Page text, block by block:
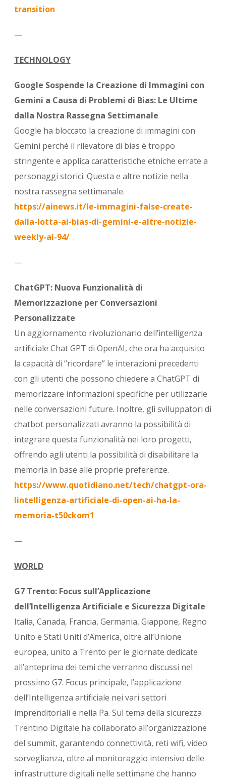
transition
—
TECHNOLOGY
Google Sospende la Creazione di Immagini con
Gemini a Causa di Problemi di Bias: Le Ultime
dalla Nostra Rassegna Settimanale
Google ha bloccato la creazione di immagini con
Gemini perché il rilevatore di bias è troppo
stringente e applica caratteristiche etniche errate a
personaggi storici. Questa e altre notizie nella
nostra rassegna settimanale.
https://ainews.it/le-immagini-false-create-
dalla-lotta-ai-bias-di-gemini-e-altre-notizie-
weekly-ai-94/
—
ChatGPT: Nuova Funzionalità di
Memorizzazione per Conversazioni
Personalizzate
Un aggiornamento rivoluzionario dell’intelligenza
artificiale Chat GPT di OpenAI, che ora ha acquisito
la capacità di “ricordare” le interazioni precedenti
con gli utenti che possono chiedere a ChatGPT di
memorizzare informazioni specifiche per utilizzarle
nelle conversazioni future. Inoltre, gli sviluppatori di
chatbot personalizzati avranno la possibilità di
integrare questa funzionalità nei loro progetti,
offrendo agli utenti la possibilità di disabilitare la
memoria in base alle proprie preferenze.
https://www.quotidiano.net/tech/chatgpt-ora-
lintelligenza-artificiale-di-open-ai-ha-la-
memoria-t50ckom1
—
WORLD
G7 Trento: Focus sull’Applicazione
dell’Intelligenza Artificiale e Sicurezza Digitale
Italia, Canada, Francia, Germania, Giappone, Regno
Unito e Stati Uniti d’America, oltre all’Unione
europea, unito a Trento per le giornate dedicate
all’anteprima dei temi che verranno discussi nel
prossimo G7. Focus principale, l’applicazione
dell’Intelligenza artificiale nei vari settori
imprenditoriali e nella Pa. Sul tema della sicurezza
Trentino Digitale ha collaborato all’organizzazione
del summit, garantendo connettività, reti wifi, video
sorveglianza, oltre al monitoraggio intensivo delle
infrastrutture digitali nelle settimane che hanno